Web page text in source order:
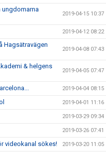
ungdomarna
2019-04-15 10:37
2019-04-12 08:22
Hagsätravägen
2019-04-08 07:43
& helgens
2019-04-05 07:47
2019-04-04 08:15
2019-04-01 11:16
2019-03-29 09:34
2019-03-26 07:41
videokanal sökes! 2019-03-20 11:05